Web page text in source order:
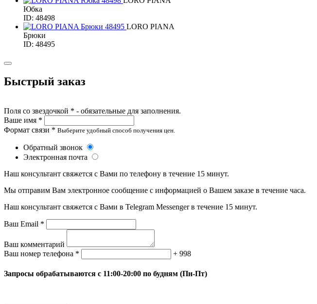
Юбка
ID: 48498
LORO PIANA
Брюки
ID: 48495
Быстрый заказ
Поля со звездочкой * - обязательные для заполнения.
Ваше имя *
Формат связи * Выберите удобный способ получения цен.
Обратный звонок
Электронная почта
Наш консультант свяжется с Вами по телефону в течение 15 минут.
Мы отправим Вам электронное сообщение с информацией о Вашем заказе в течение часа.
Наш консультант свяжется с Вами в Telegram Messenger в течение 15 минут.
Ваш Email *
Ваш комментарий
Ваш номер телефона *
+ 998
Запросы обрабатываются с 11:00-20:00 по будням (Пн-Пт)